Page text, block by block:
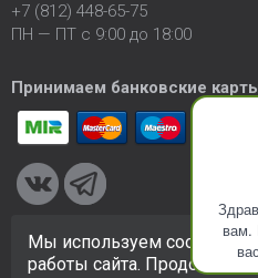
вам.
+7 (812) 448-65-75
ПН — ПТ с 9:00 до 18:00
Принимаем банковские
© 2005-2026 ООО «КСК». Сайт
исключительно в
Мы используем cookie-
работы сайта. Продолжая